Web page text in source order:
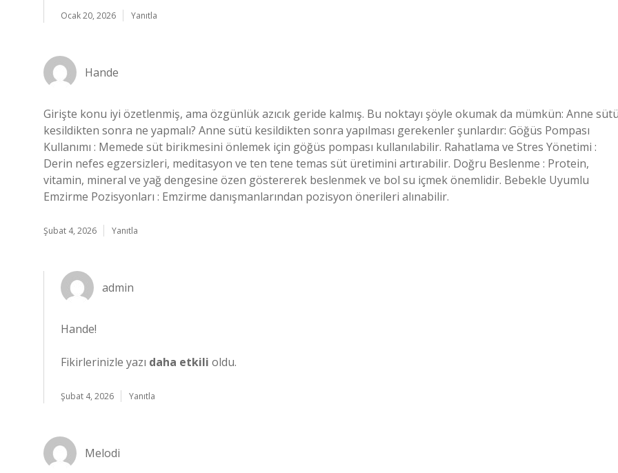
Ocak 20, 2026 Yanıtla
Hande
Girişte konu iyi özetlenmiş, ama özgünlük azıcık geride kalmış. Bu noktayı şöyle okumak da mümkün: Anne
kesildikten sonra ne yapmalı? Anne sütü kesildikten sonra yapılması gerekenler şunlardır: Göğüs Pompası
Kullanımı : Memede süt birikmesini önlemek için göğüs pompası kullanılabilir. Rahatlama ve Stres Yönetimi :
Derin nefes egzersizleri, meditasyon ve ten tene temas süt üretimini artırabilir. Doğru Beslenme : Protein,
vitamin, mineral ve yağ dengesine özen göstererek beslenmek ve bol su içmek önemlidir. Bebekle Uyumlu
Emzirme Pozisyonları : Emzirme danışmanlarından pozisyon önerileri alınabilir.
Şubat 4, 2026 Yanıtla
admin
Hande!
Fikirlerinizle yazı daha etkili oldu.
Şubat 4, 2026 Yanıtla
Melodi